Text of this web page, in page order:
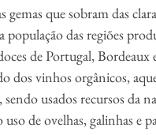
que sobram das
população das regiões
de Portugal,
dos vinhos orgânicos,
usados recursos da
de ovelhas, galinhas e